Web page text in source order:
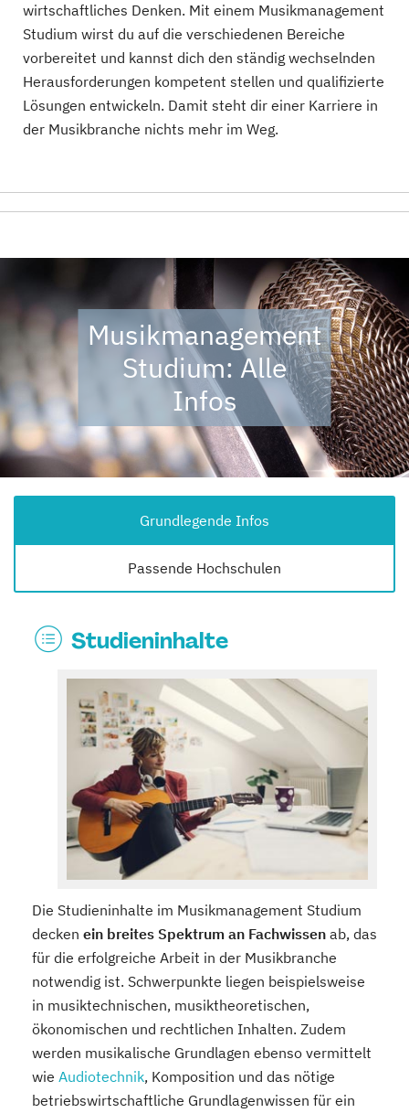
wirtschaftliches Denken. Mit einem Musikmanagement
Studium wirst du auf die verschiedenen Bereiche
vorbereitet und kannst dich den ständig wechselnden
Herausforderungen kompetent stellen und qualifizierte
Lösungen entwickeln. Damit steht dir einer Karriere in
der Musikbranche nichts mehr im Weg.
Musikmanagement
Studium: Alle
Infos
Grundlegende Infos
Passende Hochschulen
Studieninhalte
Die Studieninhalte im Musikmanagement Studium
decken ein breites Spektrum an Fachwissen ab, das
für die erfolgreiche Arbeit in der Musikbranche
notwendig ist. Schwerpunkte liegen beispielsweise
in musiktechnischen, musiktheoretischen,
ökonomischen und rechtlichen Inhalten. Zudem
werden musikalische Grundlagen ebenso vermittelt
wie Audiotechnik, Komposition und das nötige
betriebswirtschaftliche Grundlagenwissen für ein